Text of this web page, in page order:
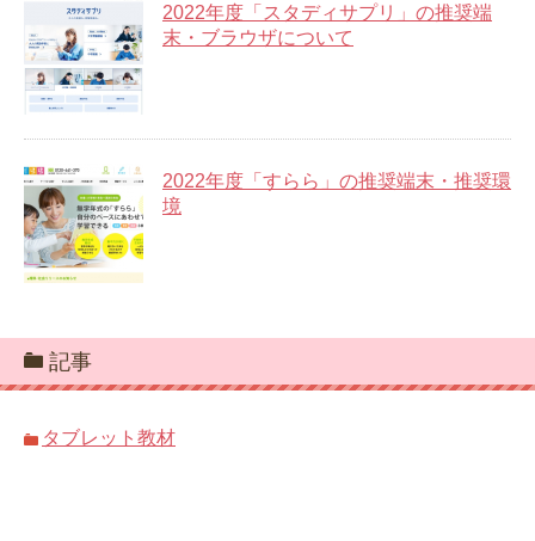
2022年度「スタディサプリ」の推奨端
末・ブラウザについて
2022年度「すらら」の推奨端末・推奨環
境
記事
タブレット教材